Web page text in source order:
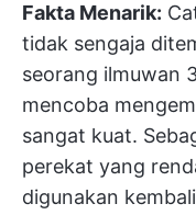
Fakta Menarik:
tidak sengaja
seorang ilmuwan
mencoba
sangat kuat.
perekat yang
digunakan